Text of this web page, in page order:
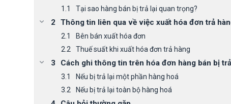
Tại sao hàng bán bị trả lại quan trọng?
Thông tin liên qua về việc xuất hóa đơn trả
Bên bán xuất hóa đơn
Thuế suất khi xuất hóa đơn trả hàng
Cách ghi thông tin trên hóa đơn hàng bán bị
Nếu bị trả lại một phần hàng hoá
Nếu bị trả lại toàn bộ hàng hoá